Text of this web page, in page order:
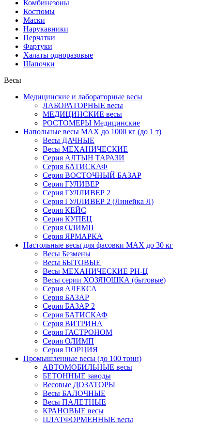
Комбинезоны
Костюмы
Маски
Нарукавники
Перчатки
Фартуки
Халаты одноразовые
Шапочки
Весы
Медицинские и лабораторные весы
ЛАБОРАТОРНЫЕ весы
МЕДИЦИНСКИЕ весы
РОСТОМЕРЫ Медицинские
Напольные весы MAX до 1000 кг (до 1 т)
Весы ДАЧНЫЕ
Весы МЕХАНИЧЕСКИЕ
Серия АЛТЫН ТАРАЗИ
Серия БАТИСКАФ
Серия ВОСТОЧНЫЙ БАЗАР
Серия ГУЛИВЕР
Серия ГУЛЛИВЕР 2
Серия ГУЛЛИВЕР 2 (Линейка Л)
Серия КЕЙС
Серия КУПЕЦ
Серия ОЛИМП
Серия ЯРМАРКА
Настольные весы для фасовки MAX до 30 кг
Весы Безмены
Весы БЫТОВЫЕ
Весы МЕХАНИЧЕСКИЕ РН-Ц
Весы серии ХОЗЯЮШКА (бытовые)
Серия АЛЕКСА
Серия БАЗАР
Серия БАЗАР 2
Серия БАТИСКАФ
Серия ВИТРИНА
Серия ГАСТРОНОМ
Серия ОЛИМП
Серия ПОРЦИЯ
Промышленные весы (до 100 тонн)
АВТОМОБИЛЬНЫЕ весы
БЕТОННЫЕ заводы
Весовые ДОЗАТОРЫ
Весы БАЛОЧНЫЕ
Весы ПАЛЕТНЫЕ
КРАНОВЫЕ весы
ПЛАТФОРМЕННЫЕ весы